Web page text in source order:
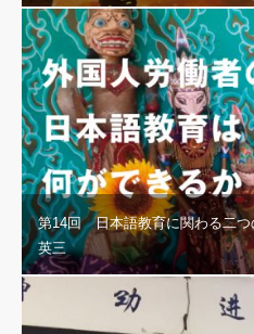
第14回 日本語教育に関わる二つ
英三